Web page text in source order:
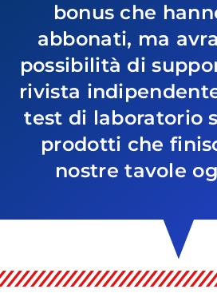
bonus che
abbonati, ma
possibilità di
rivista
test di laboratorio
prodotti che
nostre tavole